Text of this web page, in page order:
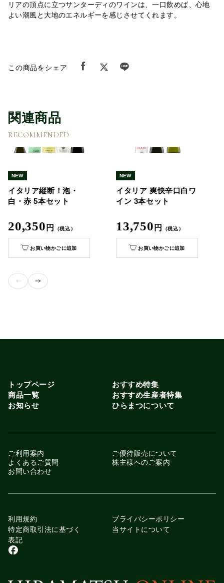
リアの頂点に立つサンターディのワインは、一口飲めば、心地
よい潮風と大地のエネルギーを感じさせてくれます。
この商品をシェア
関連商品
RECOMMENDED
NEW
イタリア縦断！泡・
白・赤 5本セット
20,350 円 （税込）
お買い物かごに追加
NEW
イタリア 爽快辛口白ワ
イン 3本セット
13,750 円 （税込）
お買い物かごに追加
トップページ
商品一覧
お知らせ
おすすめ特集
おすすめ生産者特集
ひらまつについて
ご利用案内
よくあるご質問
お問い合わせ
ご優待販売について
株主様へのご案内
利用規約
プライバシーポリシー
特定商取引法に基づく
表記
当サイトについて